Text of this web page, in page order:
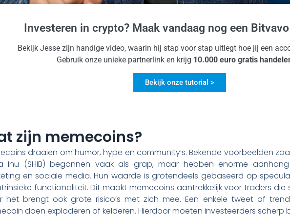
Investeren in crypto? Maak vandaag nog een
Bekijk Jesse zijn handige video, waarin hij stap voor stap uitlegt hoe jij een
Gebruik onze unieke partnerlink en krijg 10.000 euro gratis
Bekijk onze tutorial >
zijn memecoins?
draaien om humor, hype en community’s. Bekende voorbeelden
Inu (SHIB) begonnen vaak als grap, maar hebben enorme
en sociale media. Hun waarde is grotendeels gebaseerd op
functionaliteit. Dit maakt memecoins aantrekkelijk voor traders die
het brengt ook grote risico’s met zich mee. Een enkele tweet of
doen exploderen of kelderen. Hierdoor moeten investeerders scherp